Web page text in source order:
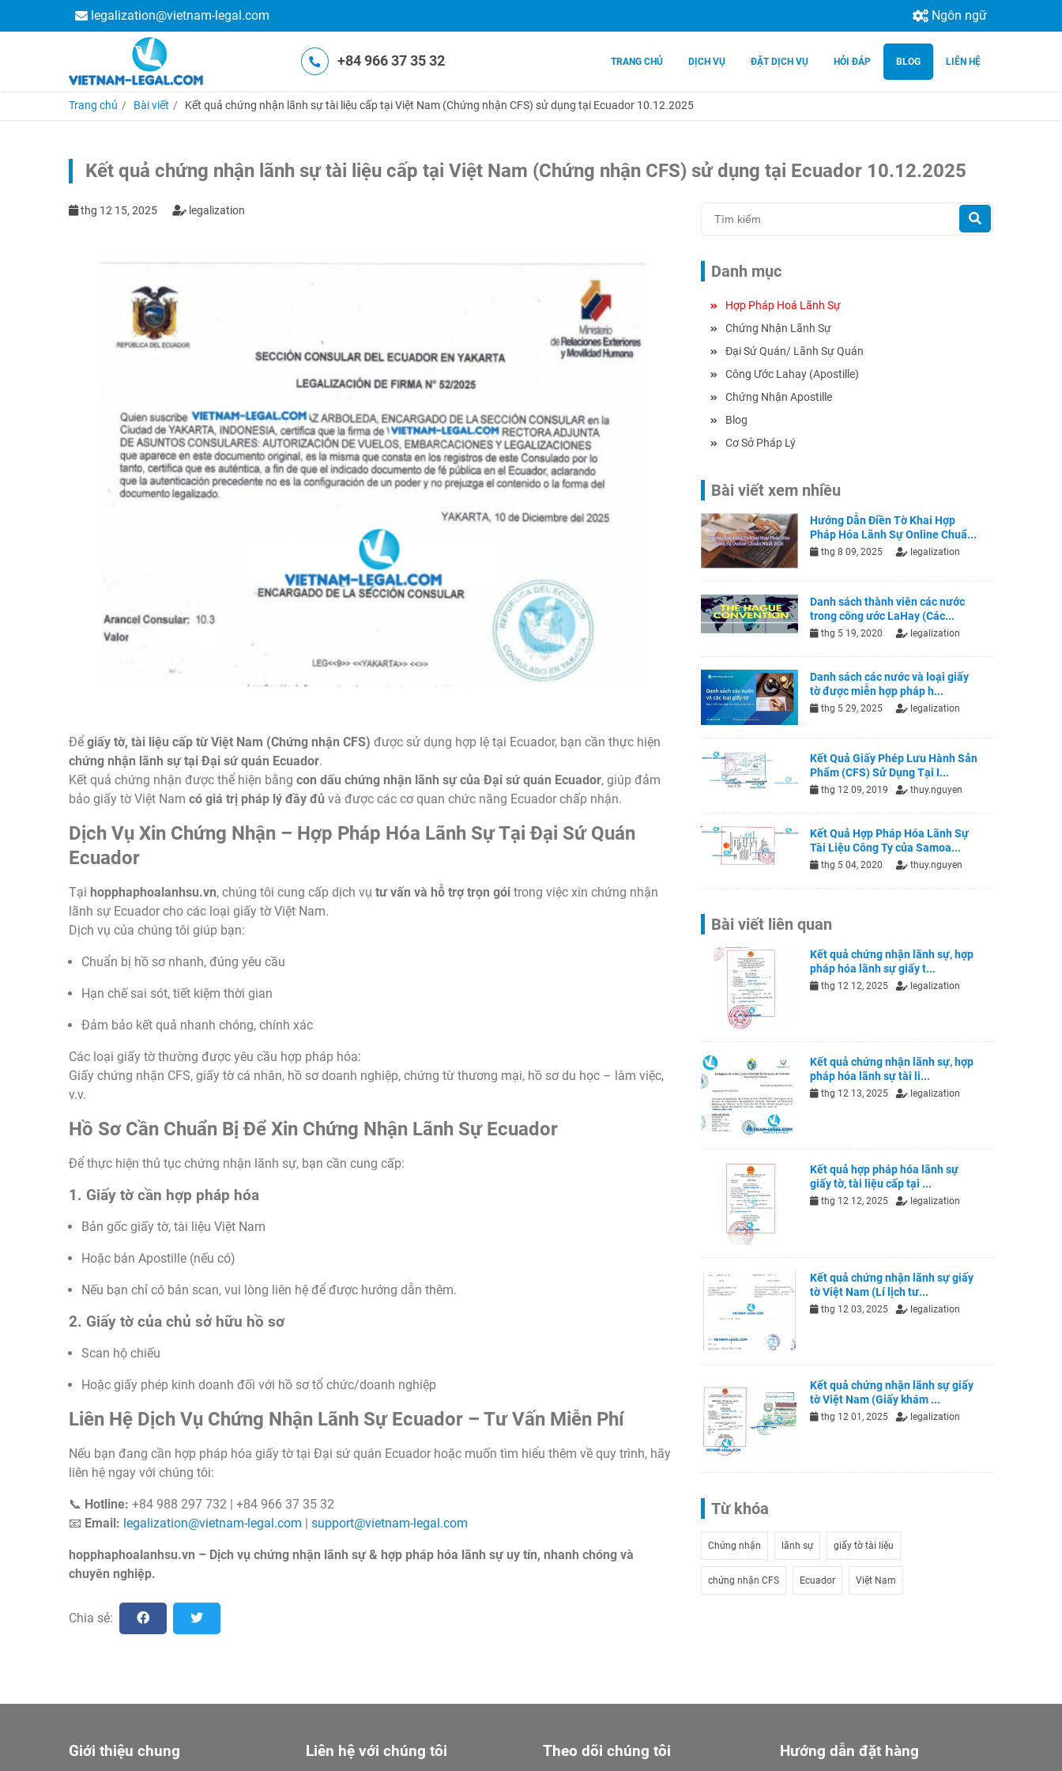
legalization@vietnam-legal.com Ngôn ngữ
+84 966 37 35 32 TRANG CHỦ DỊCH VỤ ĐẶT DỊCH VỤ HỎI ĐÁP BLOG LIÊN HỆ
Trang chủ Bài viết Kết quả chứng nhận lãnh sự tài liệu cấp tại Việt Nam (Chứng nhận CFS) sử dụng tại Ecuador 10.12.2025
Kết quả chứng nhận lãnh sự tài liệu cấp tại Việt Nam (Chứng nhận CFS) sử dụng tại Ecuador 10.12.2025
thg 12 15, 2025 legalization
Để giấy tờ, tài liệu cấp từ Việt Nam (Chứng nhận CFS) được sử dụng hợp lệ tại Ecuador, bạn cần thực hiện
chứng nhận lãnh sự tại Đại sứ quán Ecuador.
Kết quả chứng nhận được thể hiện bằng con dấu chứng nhận lãnh sự của Đại sứ quán Ecuador, giúp đảm
bảo giấy tờ Việt Nam có giá trị pháp lý đầy đủ và được các cơ quan chức năng Ecuador chấp nhận.
Dịch Vụ Xin Chứng Nhận – Hợp Pháp Hóa Lãnh Sự Tại Đại Sứ Quán
Ecuador
Tại hopphaphoalanhsu.vn, chúng tôi cung cấp dịch vụ tư vấn và hỗ trợ trọn gói trong việc xin chứng nhận
lãnh sự Ecuador cho các loại giấy tờ Việt Nam.
Dịch vụ của chúng tôi giúp bạn:
Chuẩn bị hồ sơ nhanh, đúng yêu cầu
Hạn chế sai sót, tiết kiệm thời gian
Đảm bảo kết quả nhanh chóng, chính xác
Các loại giấy tờ thường được yêu cầu hợp pháp hóa:
Giấy chứng nhận CFS, giấy tờ cá nhân, hồ sơ doanh nghiệp, chứng từ thương mại, hồ sơ du học – làm việc,
v.v.
Hồ Sơ Cần Chuẩn Bị Để Xin Chứng Nhận Lãnh Sự Ecuador
Để thực hiện thủ tục chứng nhận lãnh sự, bạn cần cung cấp:
1. Giấy tờ cần hợp pháp hóa
Bản gốc giấy tờ, tài liệu Việt Nam
Hoặc bản Apostille (nếu có)
Nếu bạn chỉ có bản scan, vui lòng liên hệ để được hướng dẫn thêm.
2. Giấy tờ của chủ sở hữu hồ sơ
Scan hộ chiếu
Hoặc giấy phép kinh doanh đối với hồ sơ tổ chức/doanh nghiệp
Liên Hệ Dịch Vụ Chứng Nhận Lãnh Sự Ecuador – Tư Vấn Miễn Phí
Nếu bạn đang cần hợp pháp hóa giấy tờ tại Đại sứ quán Ecuador hoặc muốn tìm hiểu thêm về quy trình, hãy
liên hệ ngay với chúng tôi:
📞 Hotline: +84 988 297 732 | +84 966 37 35 32
📧 Email: legalization@vietnam-legal.com | support@vietnam-legal.com
hopphaphoalanhsu.vn – Dịch vụ chứng nhận lãnh sự & hợp pháp hóa lãnh sự uy tín, nhanh chóng và
chuyên nghiệp.
Chia sẻ:
Danh mục
Hợp Pháp Hoá Lãnh Sự
Chứng Nhận Lãnh Sự
Đại Sứ Quán/ Lãnh Sự Quán
Công Ước Lahay (Apostille)
Chứng Nhận Apostille
Blog
Cơ Sở Pháp Lý
Bài viết xem nhiều
Hướng Dẫn Điền Tờ Khai Hợp
Pháp Hóa Lãnh Sự Online Chuẩ...
thg 8 09, 2025 legalization
Danh sách thành viên các nước
trong công ước LaHay (Các...
thg 5 19, 2020 legalization
Danh sách các nước và loại giấy
tờ được miễn hợp pháp h...
thg 5 29, 2025 legalization
Kết Quả Giấy Phép Lưu Hành Sản
Phẩm (CFS) Sử Dụng Tại I...
thg 12 09, 2019 thuy.nguyen
Kết Quả Hợp Pháp Hóa Lãnh Sự
Tài Liệu Công Ty của Samoa...
thg 5 04, 2020 thuy.nguyen
Bài viết liên quan
Kết quả chứng nhận lãnh sự, hợp
pháp hóa lãnh sự giấy t...
thg 12 12, 2025 legalization
Kết quả chứng nhận lãnh sự, hợp
pháp hóa lãnh sự tài li...
thg 12 13, 2025 legalization
Kết quả hợp pháp hóa lãnh sự
giấy tờ, tài liệu cấp tại ...
thg 12 12, 2025 legalization
Kết quả chứng nhận lãnh sự giấy
tờ Việt Nam (Lí lịch tư...
thg 12 03, 2025 legalization
Kết quả chứng nhận lãnh sự giấy
tờ Việt Nam (Giấy khám ...
thg 12 01, 2025 legalization
Từ khóa
Chứng nhận lãnh sự giấy tờ tài liệu
chứng nhận CFS Ecuador Việt Nam
Giới thiệu chung Liên hệ với chúng tôi Theo dõi chúng tôi Hướng dẫn đặt hàng